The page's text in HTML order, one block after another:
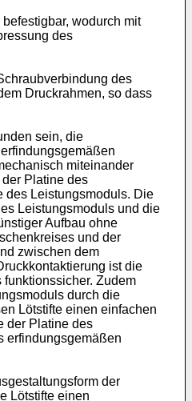
wodurch mit
des
des
Druckrahmen, so dass
sein, die
miteinander
Platine des
des Leistungsmoduls. Die
Leistungsmoduls und die
Aufbau ohne
und der
zwischen dem
ist die
Zudem
durch die
Lötstifte einen einfachen
der Platine des
erfindungsgemäßen
der
Lötstifte einen